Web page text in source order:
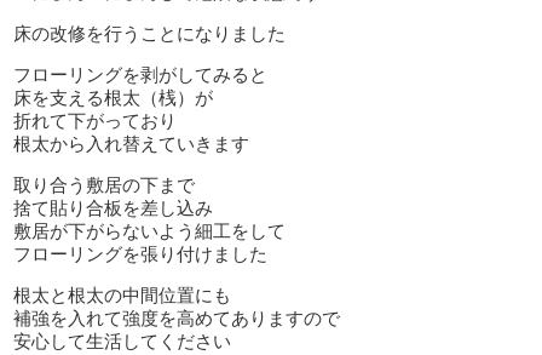
床の改修を行うことになりました
フローリングを剥がしてみると
床を支える根太（桟）が
折れて下がっており
根太から入れ替えていきます
取り合う敷居の下まで
捨て貼り合板を差し込み
敷居が下がらないよう細工をして
フローリングを張り付けました
根太と根太の中間位置にも
補強を入れて強度を高めてありますので
安心して生活してください